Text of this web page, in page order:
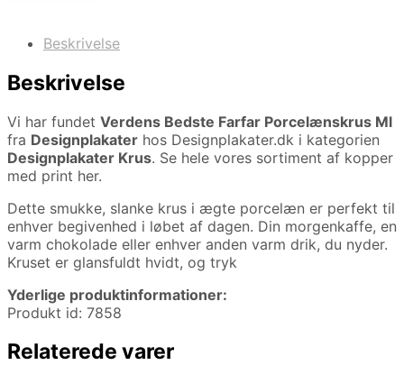
Beskrivelse
Beskrivelse
Vi har fundet Verdens Bedste Farfar Porcelænskrus Ml
fra Designplakater hos Designplakater.dk i kategorien
Designplakater Krus. Se hele vores sortiment af kopper
med print her.
Dette smukke, slanke krus i ægte porcelæn er perfekt til
enhver begivenhed i løbet af dagen. Din morgenkaffe, en
varm chokolade eller enhver anden varm drik, du nyder.
Kruset er glansfuldt hvidt, og tryk
Yderlige produktinformationer:
Produkt id: 7858
Relaterede varer